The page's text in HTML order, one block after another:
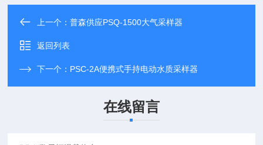
上一个：普森供应PSQ-1500大气采样器
返回列表
下一个： PSC-2A便携式手持电动水质采样器
在线留言